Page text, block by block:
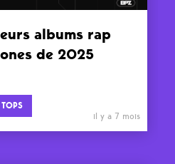
albums rap
de 2025
TOPS
il y a 7 mois